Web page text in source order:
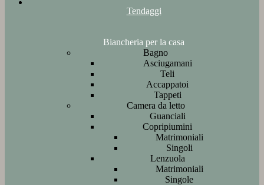
Tendaggi
Biancheria per la casa
Bagno
Asciugamani
Teli
Accappatoi
Tappeti
Camera da letto
Guanciali
Copripiumini
Matrimoniali
Singoli
Lenzuola
Matrimoniali
Singole